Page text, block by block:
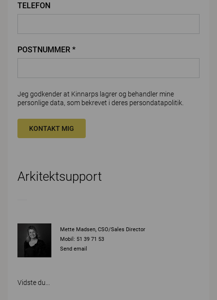
TELEFON
POSTNUMMER *
Jeg godkender at Kinnarps lagrer og behandler mine
personlige data, som bekrevet i deres persondatapolitik
KONTAKT MIG
Arkitektsupport
Mette Madsen, CSO/Sales Director
Mobil: 51 39 71 53
Send email
Vidste du...